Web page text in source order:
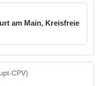
am Main, Kreisfreie
CPV)